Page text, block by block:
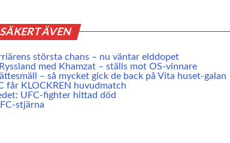
ÄVEN
största chans – nu väntar elddopet
med Khamzat – ställs mot OS-vinnare
– så mycket gick de back på Vita huset-galan
får KLOCKREN huvudmatch
UFC-fighter hittad död
stjärna